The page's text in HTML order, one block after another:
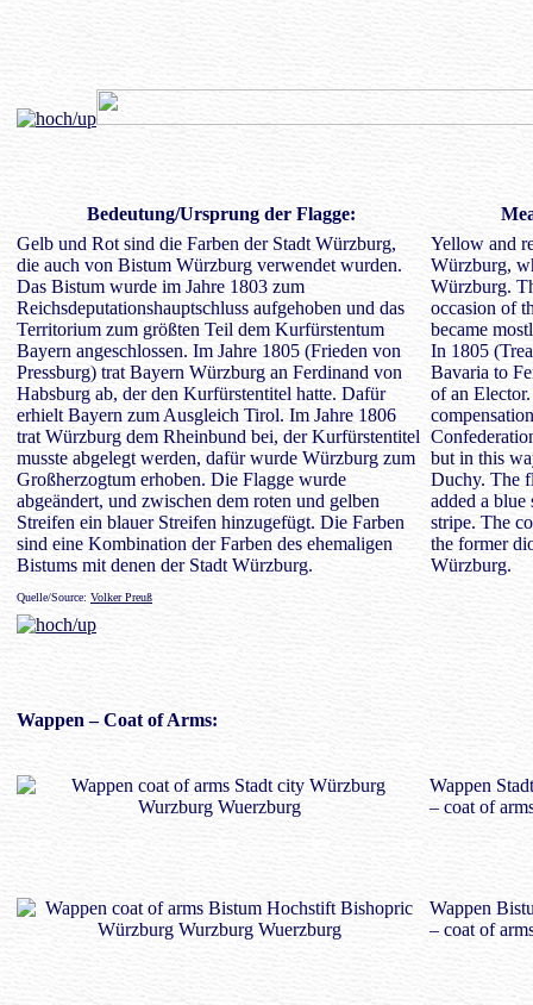
Bedeutung/Ursprung der Flagge:
Gelb und Rot sind die Farben der Stadt Würzburg,
die auch von Bistum Würzburg verwendet wurden.
Das Bistum wurde im Jahre 1803 zum
Reichsdeputationshauptschluss aufgehoben und das
Territorium zum größten Teil dem Kurfürstentum
Bayern angeschlossen. Im Jahre 1805 (Frieden von
Pressburg) trat Bayern Würzburg an Ferdinand von
Habsburg ab, der den Kurfürstentitel hatte. Dafür
erhielt Bayern zum Ausgleich Tirol. Im Jahre 1806
trat Würzburg dem Rheinbund bei, der Kurfürstentitel
musste abgelegt werden, dafür wurde Würzburg zum
Großherzogtum erhoben. Die Flagge wurde
abgeändert, und zwischen dem roten und gelben
Streifen ein blauer Streifen hinzugefügt. Die Farben
sind eine Kombination der Farben des ehemaligen
Bistums mit denen der Stadt Würzburg.
Yellow and
Würzburg,
Würzburg.
occasion of
became
In 1805
Bavaria to
of an
but in this
Duchy. The
added a blue
stripe. The
the former
Würzburg.
Quelle/Source: Volker Preuß
Wappen – Coat of Arms:
Wappen
– coat of
Wappen
– coat of